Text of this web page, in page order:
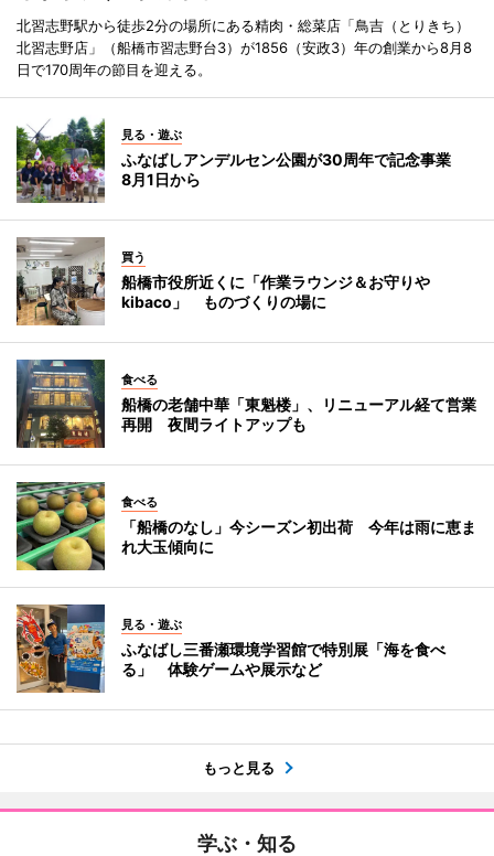
北習志野駅から徒歩2分の場所にある精肉・総菜店「鳥吉（とりきち）
北習志野店」（船橋市習志野台3）が1856（安政3）年の創業から8月8
日で170周年の節目を迎える。
見る・遊ぶ
ふなばしアンデルセン公園が30周年で記念事業
8月1日から
買う
船橋市役所近くに「作業ラウンジ＆お守りや
kibaco」 ものづくりの場に
食べる
船橋の老舗中華「東魁楼」、リニューアル経て営業
再開 夜間ライトアップも
食べる
「船橋のなし」今シーズン初出荷 今年は雨に恵ま
れ大玉傾向に
見る・遊ぶ
ふなばし三番瀬環境学習館で特別展「海を食べ
る」 体験ゲームや展示など
もっと見る
学ぶ・知る